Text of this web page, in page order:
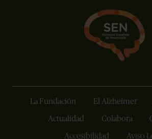
La Fundación El Alzheimer
Actualidad Colabora
Accesibilidad Aviso